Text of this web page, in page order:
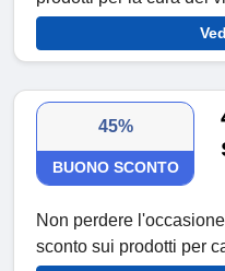
45%
BUONO SCONTO
Non perdere
sconto sui prodotti per